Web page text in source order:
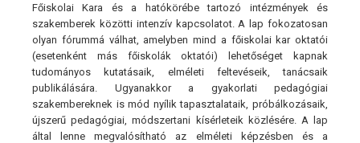
Főiskolai Kara és a hatókörébe tartozó intézmények és
szakemberek közötti intenzív kapcsolatot. A lap fokozatosan
olyan fórummá válhat, amelyben mind a főiskolai kar oktatói
(esetenként más főiskolák oktatói) lehetőséget kapnak
tudományos kutatásaik, elméleti feltevéseik, tanácsaik
publikálására. Ugyanakkor a gyakorlati pedagógiai
szakembereknek is mód nyílik tapasztalataik, próbálkozásaik,
újszerű pedagógiai, módszertani kísérleteik közlésére. A lap
által lenne megvalósítható az elméleti képzésben és a